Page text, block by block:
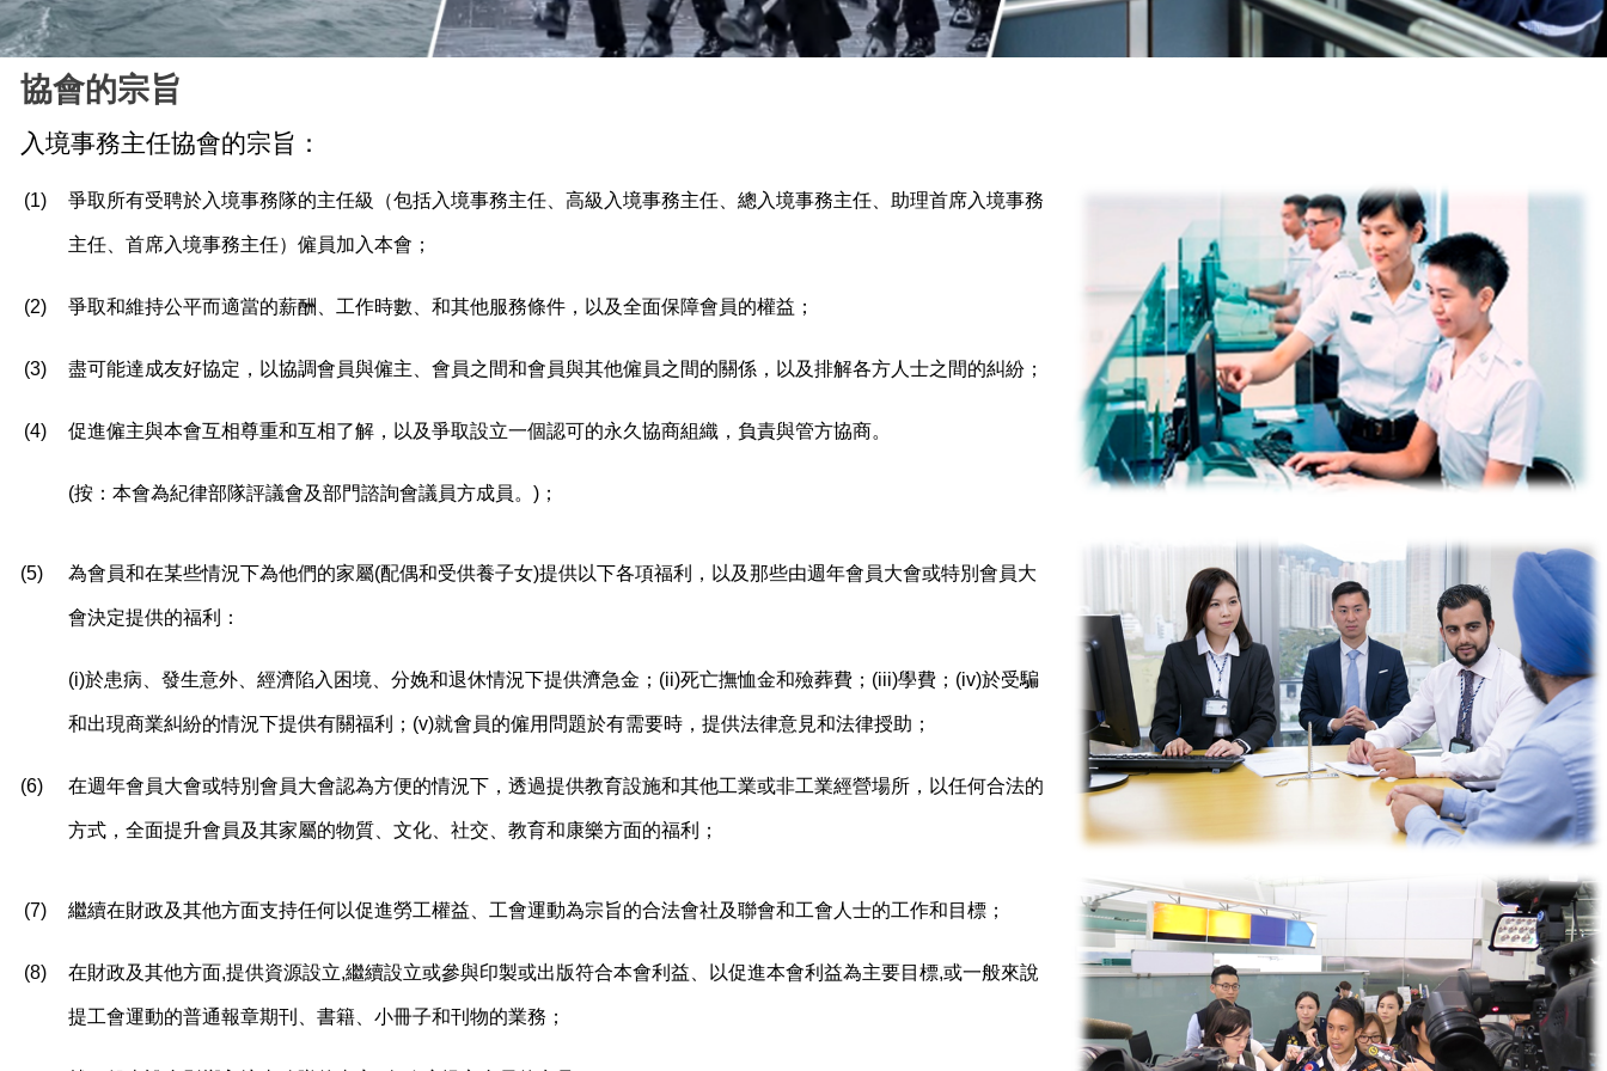
協會的宗旨
入境事務主任協會的宗旨：
(1) 爭取所有受聘於入境事務隊的主任級（包括入境事務主任、高級入境事務主任、總入境事務主任、助理首席入境事務
主任、首席入境事務主任）僱員加入本會；
(2) 爭取和維持公平而適當的薪酬、工作時數、和其他服務條件，以及全面保障會員的權益；
(3) 盡可能達成友好協定，以協調會員與僱主、會員之間和會員與其他僱員之間的關係，以及排解各方人士之間的糾紛；
(4) 促進僱主與本會互相尊重和互相了解，以及爭取設立一個認可的永久協商組織，負責與管方協商。
(按：本會為紀律部隊評議會及部門諮詢會議員方成員。) ；
(5) 為會員和在某些情況下為他們的家屬(配偶和受供養子女)提供以下各項福利，以及那些由週年會員大會或特別會員大
會決定提供的福利：
(i)於患病、發生意外、經濟陷入困境、分娩和退休情況下提供濟急金； (ii)死亡撫恤金和殮葬費； (iii)學費； (iv)於受騙
和出現商業糾紛的情況下提供有關福利； (v)就會員的僱用問題於有需要時，提供法律意見和法律授助；
(6) 在週年會員大會或特別會員大會認為方便的情況下，透過提供教育設施和其他工業或非工業經營場所，以任何合法的
方式，全面提升會員及其家屬的物質、文化、社交、教育和康樂方面的福利；
(7) 繼續在財政及其他方面支持任何以促進勞工權益、工會運動為宗旨的合法會社及聯會和工會人士的工作和目標；
(8) 在財政及其他方面,提供資源設立,繼續設立或參與印製或出版符合本會利益、以促進本會利益為主要目標,或一般來說
提工會運動的普通報章期刊、書籍、小冊子和刊物的業務；